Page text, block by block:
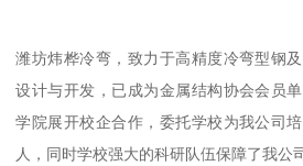
潍坊炜桦冷弯，致力于高精度冷弯型钢
设计与开发，已成为金属结构协会会员
学院展开校企合作，委托学校为我公司
人，同时学校强大的科研队伍保障了我公